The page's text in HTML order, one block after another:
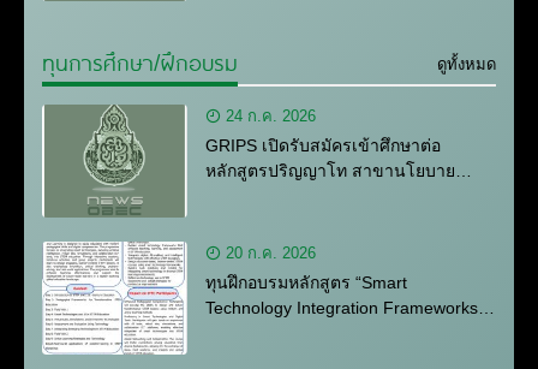
ทุนการศึกษา/ฝึกอบรม ดูทั้งหมด
24 ก.ค. 2026
GRIPS เปิดรับสมัครเข้าศึกษาต่อ
หลักสูตรปริญญาโท สาขานโยบาย
ธนาคารพัฒนาเอเชีย (ADB) ประจำปี
การศึกษา พ.ศ.2570 – 2571
20 ก.ค. 2026
ทุนฝึกอบรมหลักสูตร “Smart
Technology Integration Frameworks